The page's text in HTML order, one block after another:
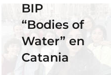
BIP
“Bodies of
Water” en
Catania
06 Abril 2026
Cauce: El
diseño que
18 Noviembre
2025
Nuestra
alumna
gana el